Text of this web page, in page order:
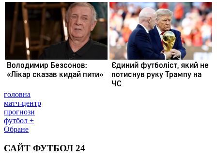
головна
матч-центр
прогнози
футбол +
Обране
САЙТ ФУТБОЛ 24